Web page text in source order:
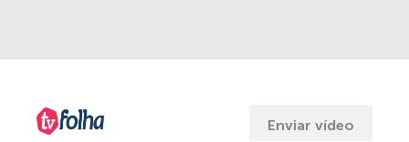
Enviar vídeo